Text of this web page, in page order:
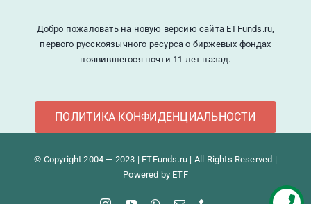
Добро пожаловать на новую версию сайта ETFunds.ru,
первого русскоязычного ресурса о биржевых фондах
появившегося почти 11 лет назад.
ПОЛИТИКА КОНФИДЕНЦИАЛЬНОСТИ
© Copyright 2004 — 2023 | ETFunds.ru | All Rights Reserved |
Powered by ETF